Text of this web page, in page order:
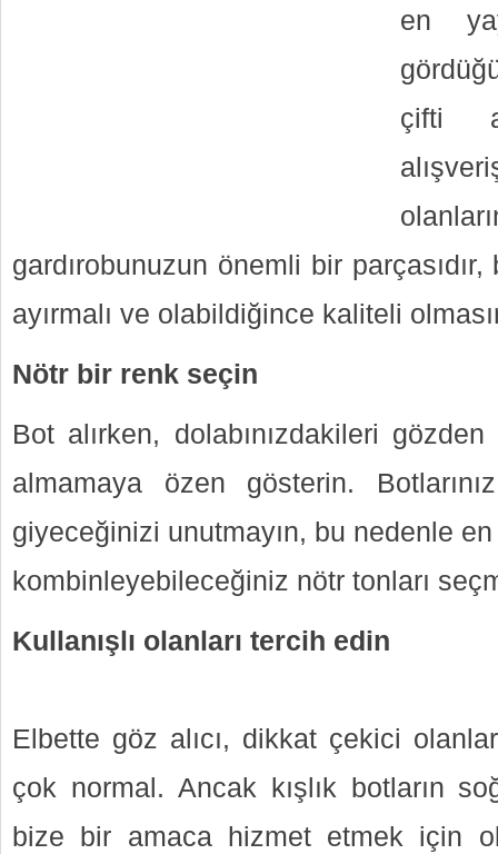
en
çifti
gardırobunuzun önemli bir
ayırmalı ve olabildiğince kaliteli
Nötr bir renk seçin
Bot alırken, dolabınızdakileri
almamaya özen gösterin.
giyeceğinizi unutmayın, bu nedenle
kombinleyebileceğiniz nötr tonları
Kullanışlı olanları tercih edin
Elbette göz alıcı, dikkat çekici
çok normal. Ancak kışlık botların
bize bir amaca hizmet etmek için